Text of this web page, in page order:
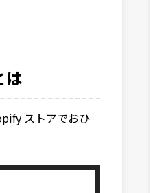
は
ストアでおひ